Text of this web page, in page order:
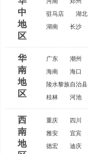
中
地
区
驻马店
湖北
湖南
长沙
华
南
地
区
广东 潮州
海南
海口
陵水黎族自治县
桂林
河池
西
南
地
重庆 四川
雅安
宜宾
德宏
迪庆